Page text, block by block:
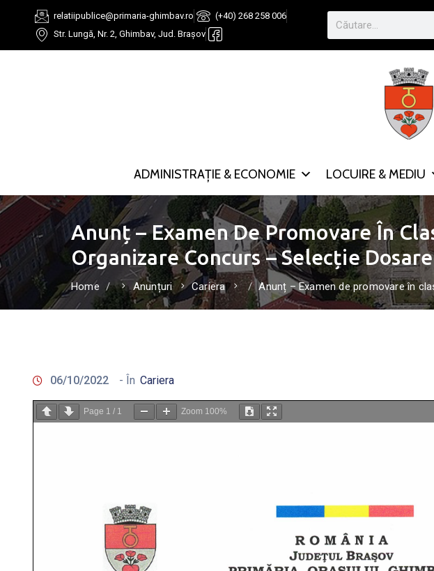
relatiipublice@primaria-ghimbav.ro
(+40) 268 258 006
Str. Lungă, Nr. 2, Ghimbav, Jud. Brașov
ADMINISTRAȚIE & ECONOMIE LOCUIRE & MEDIU
Anunț – Examen De Promovare În
Organizare Concurs – Selecție Dosare
Home Anunțuri Cariera Anunț – Examen de promovare în
06/10/2022 - În Cariera
Page 1 / 1 Zoom 100%